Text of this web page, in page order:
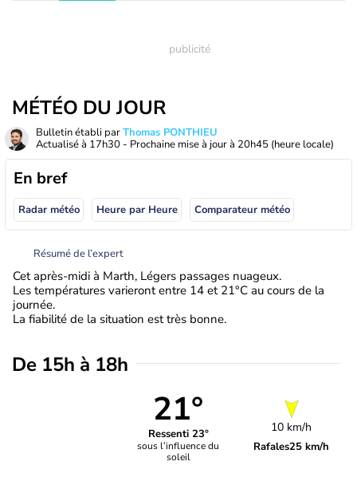
MÉTÉO DU JOUR
Bulletin établi parThomas PONTHIEU
Actualisé à 17h30 - Prochaine mise à jour à 20h45 (heure locale)
En bref
Radar météo Heure par Heure Comparateur météo
Résumé de l’expert
Cet après-midi à Marth, Légers passages nuageux.
Les températures varieront entre 14 et 21°C au cours de la
journée.
La fiabilité de la situation est très bonne.
De 15h à 18h
21°
Ressenti 23°
sous l’influence du
soleil
10 km/h
Rafales25 km/h